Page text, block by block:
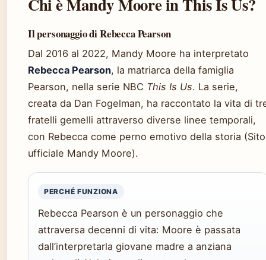
Il personaggio di Rebecca Pearson
Dal 2016 al 2022, Mandy Moore ha interpretato
Rebecca Pearson, la matriarca della famiglia
Pearson, nella serie NBC This Is Us. La serie,
creata da Dan Fogelman, ha raccontato la vita di
fratelli gemelli attraverso diverse linee temporali,
con Rebecca come perno emotivo della storia (Sito
ufficiale Mandy Moore).
PERCHÉ FUNZIONA
Rebecca Pearson è un personaggio che
attraversa decenni di vita: Moore è passata
dall’interpretarla giovane madre a anziana